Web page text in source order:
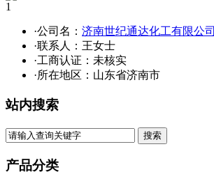
1
·公司名： 济南世纪通达化工有限公司
·联系人：王女士
·工商认证： 未核实
·所在地区：山东省济南市
站内搜索
产品分类